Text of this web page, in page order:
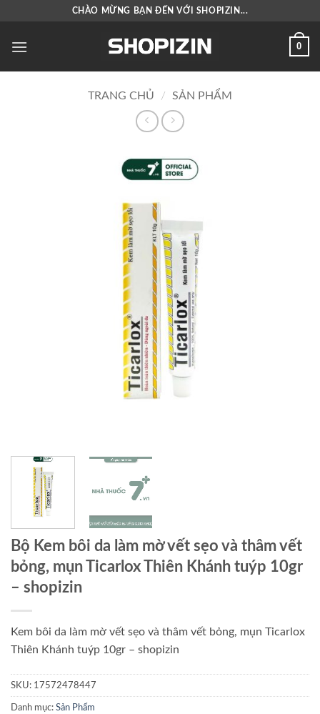
nội
CHÀO MỪNG BẠN ĐẾN VỚI SHOPIZIN...
0
TRANG CHỦ / SẢN PHẨM
Bộ Kem bôi da làm mờ vết sẹo và thâm vết
bỏng, mụn Ticarlox Thiên Khánh tuýp 10gr
– shopizin
Kem bôi da làm mờ vết sẹo và thâm vết bỏng, mụn Ticarlox
Thiên Khánh tuýp 10gr – shopizin
SKU: 17572478447
Danh mục: Sản Phẩm